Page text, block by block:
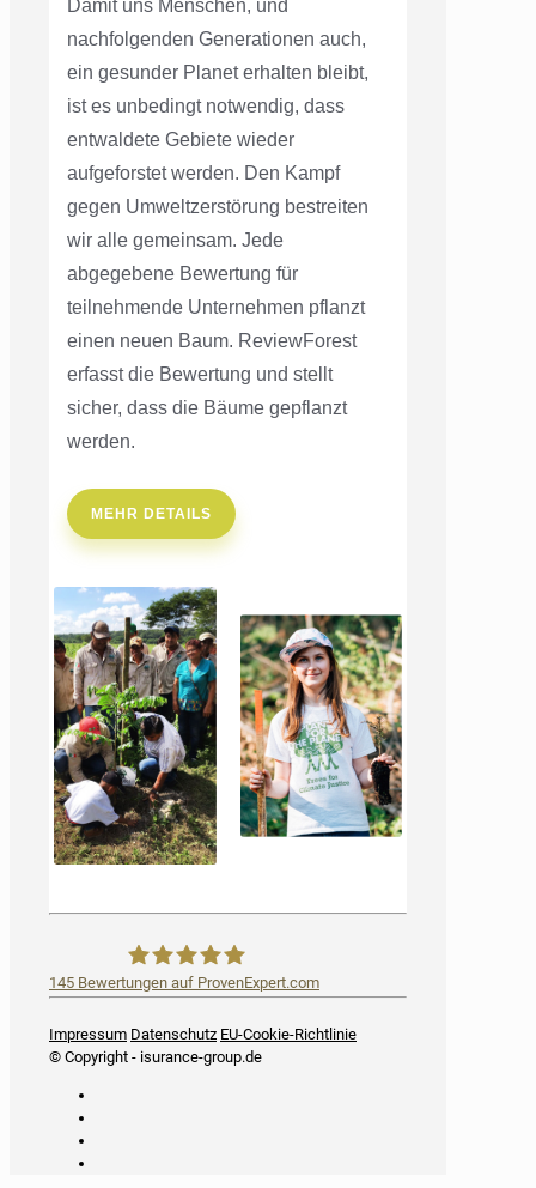
Damit uns Menschen, und
nachfolgenden Generationen auch,
ein gesunder Planet erhalten bleibt,
ist es unbedingt notwendig, dass
entwaldete Gebiete wieder
aufgeforstet werden. Den Kampf
gegen Umweltzerstörung bestreiten
wir alle gemeinsam. Jede
abgegebene Bewertung für
teilnehmende Unternehmen pflanzt
einen neuen Baum. ReviewForest
erfasst die Bewertung und stellt
sicher, dass die Bäume gepflanzt
werden.
MEHR DETAILS
iSurance
145 Bewertungen auf ProvenExpert.com
Impressum Datenschutz EU-Cookie-Richtlinie
© Copyright - isurance-group.de